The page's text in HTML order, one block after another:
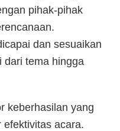
pihak-pihak
dan sesuaikan
dari tema hingga
keberhasilan yang
efektivitas acara.